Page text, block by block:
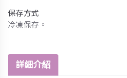
保存方式
冷凍保存。
詳細介紹